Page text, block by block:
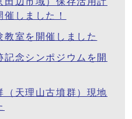
しました！
教室を開催しました
念シンポジウムを開
（天理山古墳群）現地